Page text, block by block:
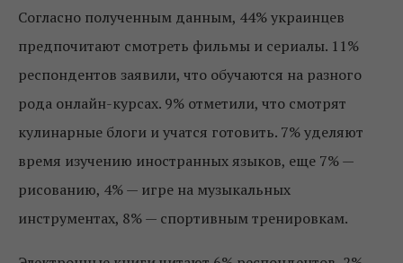
Согласно полученным данным, 44% украинцев
предпочитают смотреть фильмы и сериалы. 11%
респондентов заявили, что обучаются на разного
рода онлайн-курсах. 9% отметили, что смотрят
кулинарные блоги и учатся готовить. 7% уделяют
время изучению иностранных языков, еще 7% —
рисованию, 4% — игре на музыкальных
инструментах, 8% — спортивным тренировкам.